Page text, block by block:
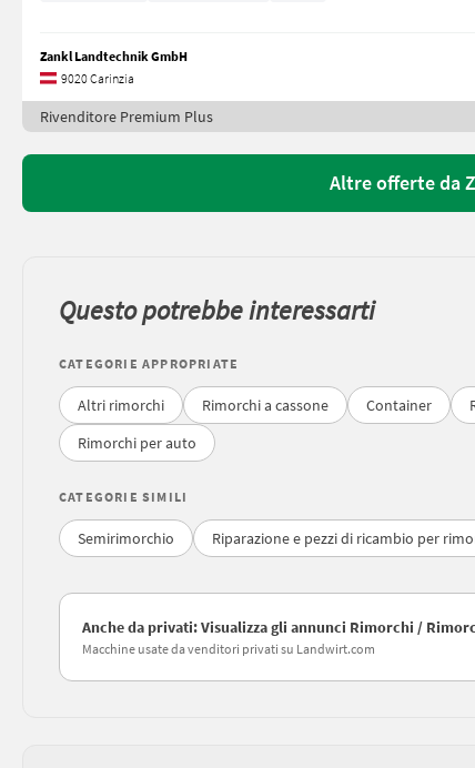
Zankl Landtechnik GmbH
9020 Carinzia
Rivenditore Premium Plus
Altre offerte da
Questo potrebbe interessarti
CATEGORIE APPROPRIATE
Altri rimorchi Rimorchi a cassone Container
Rimorchi per auto
CATEGORIE SIMILI
Semirimorchio Riparazione e pezzi di ricambio per
Anche da privati: Visualizza gli annunci Rimorchi /
Macchine usate da venditori privati su Landwirt.com